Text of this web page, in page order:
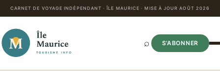
CARNET DE VOYAGE INDÉPENDANT · ÎLE MAURICE · MISE À JOUR AOÛT 2026
⌕ S’ABONNER